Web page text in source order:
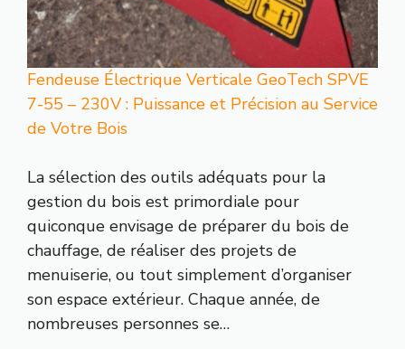
Fendeuse Électrique Verticale GeoTech SPVE
7-55 – 230V : Puissance et Précision au Service
de Votre Bois
La sélection des outils adéquats pour la
gestion du bois est primordiale pour
quiconque envisage de préparer du bois de
chauffage, de réaliser des projets de
menuiserie, ou tout simplement d’organiser
son espace extérieur. Chaque année, de
nombreuses personnes se…